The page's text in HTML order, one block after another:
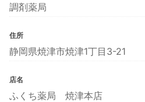
調剤薬局
住所
静岡県焼津市焼津1丁目3-21
店名
ふくち薬局 焼津本店